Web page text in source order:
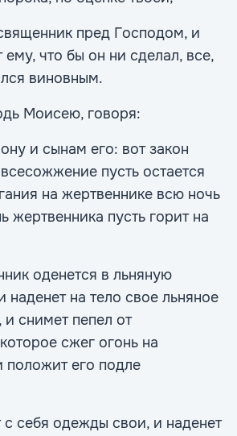
пред Господом, и
что бы он ни сделал, все,
виновным.
Моисею, говоря:
и сынам его: вот закон
пусть остается
на жертвеннике всю ночь
жертвенника пусть горит на
оденется в льняную
на тело свое льняное
и снимет пепел от
сжег огонь на
положит его подле
с себя одежды свои, и наденет